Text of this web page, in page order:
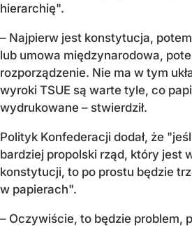
hierarchię".
– Najpierw jest konstytucja,
lub umowa międzynarodowa,
rozporządzenie. Nie ma w tym
wyroki TSUE są warte tyle, co
wydrukowane – stwierdził.
Polityk Konfederacji dodał, że
bardziej propolski rząd, który jest
konstytucji, to po prostu będzie
w papierach".
– Oczywiście, to będzie problem,